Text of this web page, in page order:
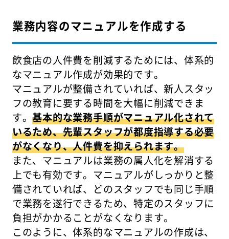
業務内容のマニュアルを作成する
飲食店の人件費を削減するためには、体系的
なマニュアル作成が効果的です。
マニュアルが整備されていれば、新人スタッ
フの教育に要する時間を大幅に削減できま
す。基本的な業務手順がマニュアル化されて
いるため、先輩スタッフが都度指導する必要
がなくなり、人件費を抑えられます。
また、マニュアルは業務の属人化を解消する
上でも有効です。マニュアルがしっかりと整
備されていれば、どのスタッフでも同じ手順
で業務を遂行できるため、特定のスタッフに
負担がかかることがなくなります。
このように、体系的なマニュアルの作成は、